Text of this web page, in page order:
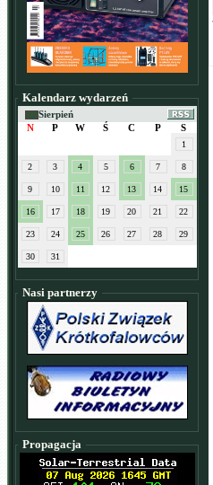
Kalendarz wydarzeń
Sierpień
N
P W Ś C P S
1
2 3 4 5 6 7 8
9 10 11 12 13 14 15
16 17 18 19 20 21 22
23 24 25 26 27 28 29
30 31
Nasi partnerzy
Propagacja